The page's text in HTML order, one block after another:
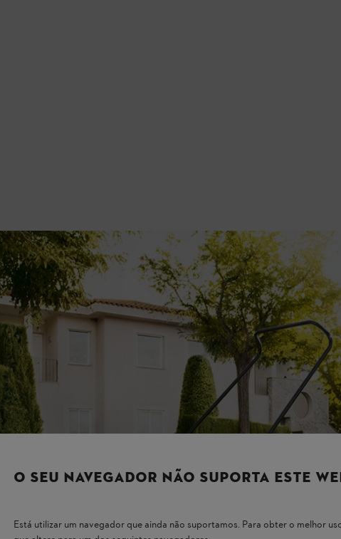
O SEU NAVEGADOR NÃO SUPORTA ESTE
Está utilizar um navegador que ainda não suportamos. Para obter o melhor